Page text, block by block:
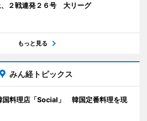
、２戦連発２６号 大リーグ
もっと見る
みん経トピックス
国料理店「Social」 韓国定番料理を現